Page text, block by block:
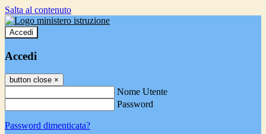
Salta al contenuto
Accedi
Accedi
button close ×
Nome Utente
Password
Password dimenticata?